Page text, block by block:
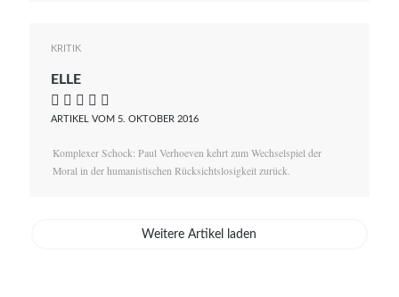
KRITIK
ELLE
    
ARTIKEL VOM 5. OKTOBER 2016
Komplexer Schock: Paul Verhoeven kehrt zum Wechselspiel der
Moral in der humanistischen Rücksichtslosigkeit zurück.
Weitere Artikel laden